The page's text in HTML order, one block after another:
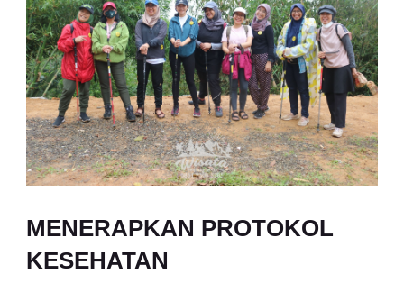
MENERAPKAN PROTOKOL
KESEHATAN